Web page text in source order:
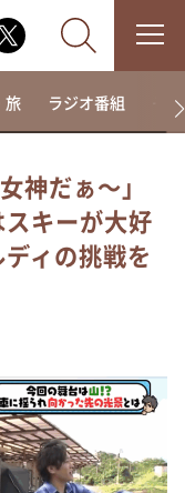
すとものいたっ
でやねん！？」
旅 ラジオ番組 そ
神だぁ～」
キーが大好
ィの挑戦を